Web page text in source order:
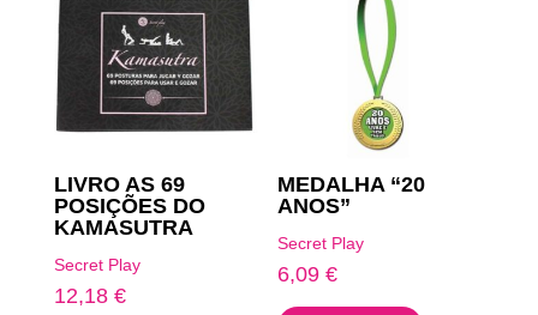
LIVRO AS 69
POSIÇÕES DO
KAMASUTRA
Secret Play
12,18 €
MEDALHA “20
ANOS”
Secret Play
6,09€